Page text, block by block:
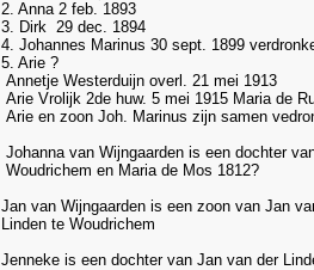
2. Anna 2 feb. 1893
3. Dirk 29 dec. 1894
4. Johannes Marinus 30 sept. 1899
5. Arie ?
Annetje Westerduijn overl. 21 mei 1913
Arie Vrolijk 2de huw. 5 mei 1915 Maria de
Arie en zoon Joh. Marinus zijn samen
Johanna van Wijngaarden is een dochter
Woudrichem en Maria de Mos 1812?
Jan van Wijngaarden is een zoon van Jan
Linden te Woudrichem
Jenneke is een dochter van Jan van der